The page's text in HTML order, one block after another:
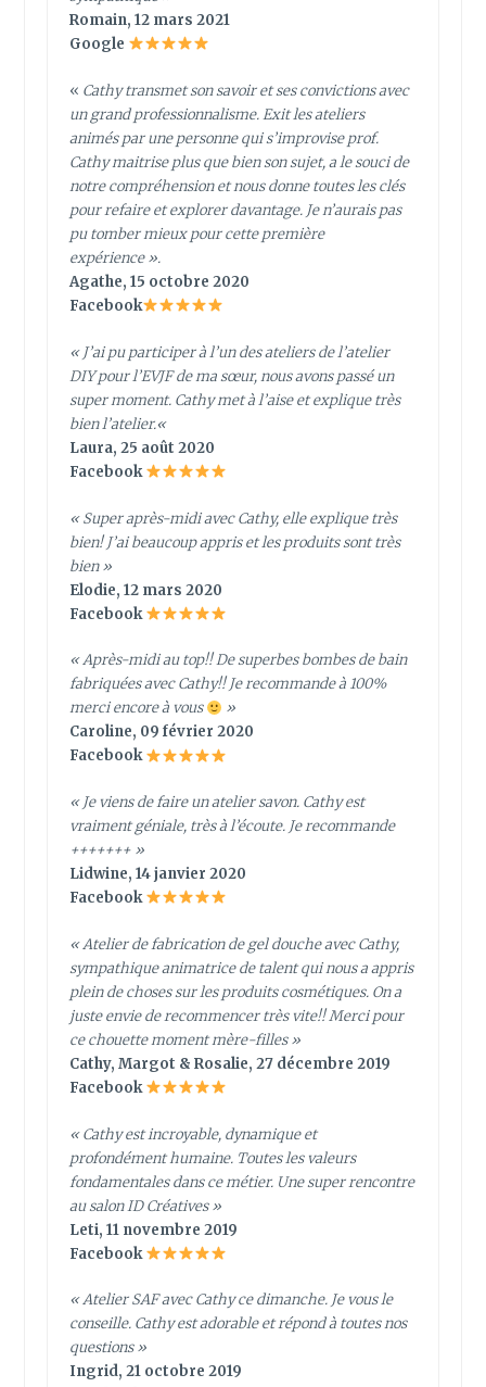
Romain, 12 mars 2021
Google
« Cathy transmet son savoir et ses convictions avec
un grand professionnalisme. Exit les ateliers
animés par une personne qui s’improvise prof.
Cathy maitrise plus que bien son sujet, a le souci de
notre compréhension et nous donne toutes les clés
pour refaire et explorer davantage. Je n’aurais pas
pu tomber mieux pour cette première
expérience ».
Agathe, 15 octobre 2020
Facebook
«J’ai pu participer à l’un des ateliers de l’atelier
DIY pour l’EVJF de ma sœur, nous avons passé un
super moment. Cathy met à l’aise et explique très
bien l’atelier.«
Laura, 25 août 2020
Facebook
« Super après-midi avec Cathy, elle explique très
bien! J’ai beaucoup appris et les produits sont très
bien »
Elodie, 12 mars 2020
Facebook
« Après-midi au top!! De superbes bombes de bain
fabriquées avec Cathy!! Je recommande à 100%
merci encore à vous
»
Caroline, 09 février 2020
Facebook
« Je viens de faire un atelier savon. Cathy est
vraiment géniale, très à l’écoute. Je recommande
+++++++ »
Lidwine, 14 janvier 2020
Facebook
« Atelier de fabrication de gel douche avec Cathy,
sympathique animatrice de talent qui nous a appris
plein de choses sur les produits cosmétiques. On a
juste envie de recommencer très vite!! Merci pour
ce chouette moment mère-filles »
Cathy, Margot & Rosalie, 27 décembre 2019
Facebook
« Cathy est incroyable, dynamique et
profondément humaine. Toutes les valeurs
fondamentales dans ce métier. Une super rencontre
au salon ID Créatives »
Leti, 11 novembre 2019
Facebook
« Atelier SAF avec Cathy ce dimanche. Je vous le
conseille. Cathy est adorable et répond à toutes nos
questions »
Ingrid, 21 octobre 2019